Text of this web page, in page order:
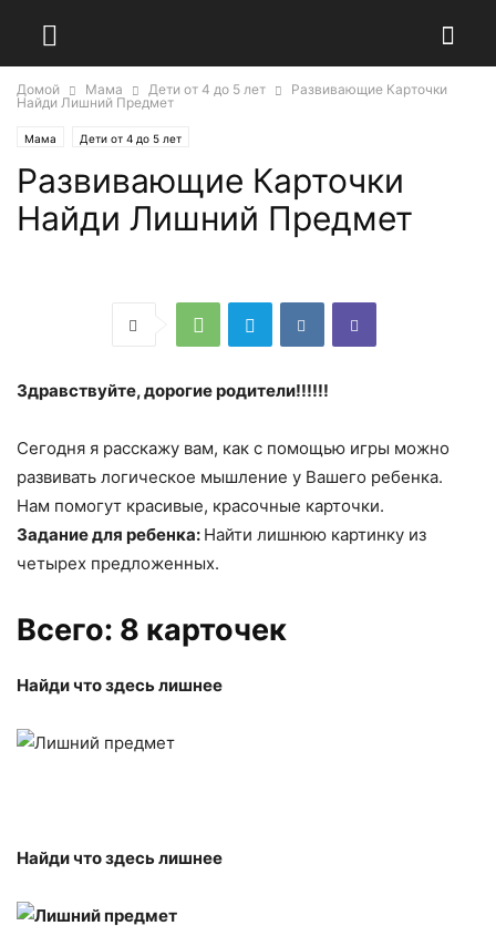
Домой Мама Дети от 4 до 5 лет
Развивающие Карточки
Найди Лишний Предмет
Мама Дети от 4 до 5 лет
Развивающие Карточки
Найди Лишний Предмет
Здравствуйте, дорогие родители!!!!!!
Сегодня я расскажу вам, как с помощью игры можно
развивать логическое мышление у Вашего ребенка.
Нам помогут красивые, красочные карточки.
Задание для ребенка: Найти лишнюю картинку из
четырех предложенных.
Всего: 8 карточек
Найди что здесь лишнее
Найди что здесь лишнее